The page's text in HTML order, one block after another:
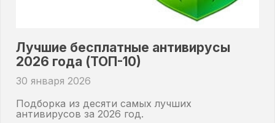
Лучшие бесплатные антивирусы
2026 года (ТОП-10)
30 января 2026
Подборка из десяти самых лучших
антивирусов за 2026 год.